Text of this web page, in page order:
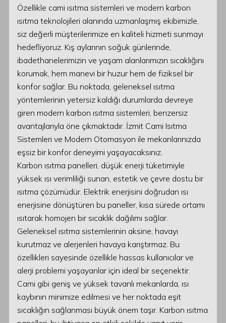
Özellikle cami ısıtma sistemleri ve modern karbon
ısıtma teknolojileri alanında uzmanlaşmış ekibimizle,
siz değerli müşterilerimize en kaliteli hizmeti sunmayı
hedefliyoruz. Kış aylarının soğuk günlerinde,
ibadethanelerimizin ve yaşam alanlarımızın sıcaklığını
korumak, hem manevi bir huzur hem de fiziksel bir
konfor sağlar. Bu noktada, geleneksel ısıtma
yöntemlerinin yetersiz kaldığı durumlarda devreye
giren modern karbon ısıtma sistemleri, benzersiz
avantajlarıyla öne çıkmaktadır. İzmit Cami Isıtma
Sistemleri ve Modern Otomasyon ile mekanlarınızda
eşsiz bir konfor deneyimi yaşayacaksınız.
Karbon ısıtma panelleri, düşük enerji tüketimiyle
yüksek ısı verimliliği sunan, estetik ve çevre dostu bir
ısıtma çözümüdür. Elektrik enerjisini doğrudan ısı
enerjisine dönüştüren bu paneller, kısa sürede ortamı
ısıtarak homojen bir sıcaklık dağılımı sağlar.
Geleneksel ısıtma sistemlerinin aksine, havayı
kurutmaz ve alerjenleri havaya karıştırmaz. Bu
özellikleri sayesinde özellikle hassas kullanıcılar ve
alerji problemi yaşayanlar için ideal bir seçenektir.
Cami gibi geniş ve yüksek tavanlı mekanlarda, ısı
kaybının minimize edilmesi ve her noktada eşit
sıcaklığın sağlanması büyük önem taşır. Karbon ısıtma